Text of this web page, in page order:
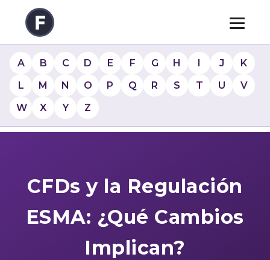
A B C D E F G H I J
K
L
M N O P Q R S T U
V
W
X Y Z
CFDs y la Regulación
ESMA: ¿Qué Cambios
Implican?